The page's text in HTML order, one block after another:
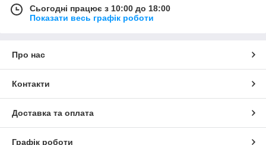
Сьогодні працює з 10:00 до 18:00
Показати весь графік роботи
Про нас
Контакти
Доставка та оплата
Графік роботи